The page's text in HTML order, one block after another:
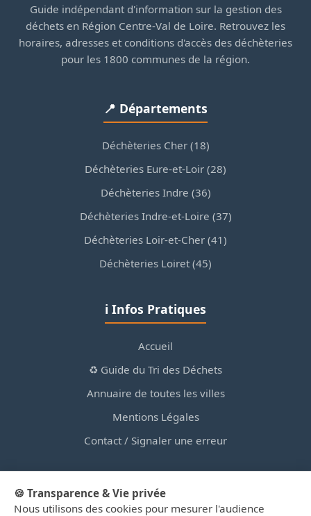
Guide indépendant d'information sur la gestion des
déchets en Région Centre-Val de Loire. Retrouvez les
horaires, adresses et conditions d'accès des déchèteries
pour les 1800 communes de la région.
📍 Départements
Déchèteries Cher (18)
Déchèteries Eure-et-Loir (28)
Déchèteries Indre (36)
Déchèteries Indre-et-Loire (37)
Déchèteries Loir-et-Cher (41)
Déchèteries Loiret (45)
ℹ️ Infos Pratiques
Accueil
♻️ Guide du Tri des Déchets
Annuaire de toutes les villes
Mentions Légales
Contact / Signaler une erreur
🍪 Transparence & Vie privée
Nous utilisons des cookies pour mesurer l'audience